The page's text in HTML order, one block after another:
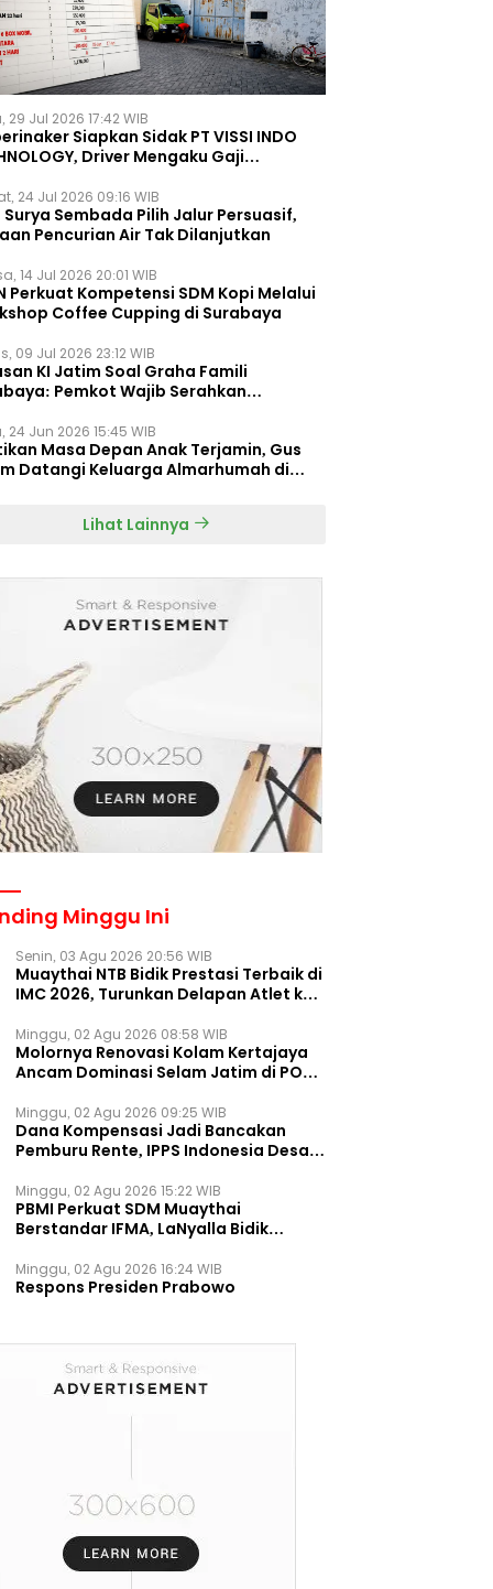
29 Jul 2026 17:42 WIB
Siapkan Sidak PT VISSI INDO
Driver Mengaku Gaji
24 Jul 2026 09:16 WIB
Surya Sembada Pilih Jalur Persuasif,
Pencurian Air Tak Dilanjutkan
14 Jul 2026 20:01 WIB
Perkuat Kompetensi SDM Kopi Melalui
Coffee Cupping di Surabaya
09 Jul 2026 23:12 WIB
KI Jatim Soal Graha Famili
Pemkot Wajib Serahkan
24 Jun 2026 15:45 WIB
Masa Depan Anak Terjamin, Gus
Datangi Keluarga Almarhumah di
Lihat Lainnya
Minggu Ini
Senin, 03 Agu 2026 20:56 WIB
Muaythai NTB Bidik Prestasi Terbaik di
IMC 2026, Turunkan Delapan Atlet ke
Minggu, 02 Agu 2026 08:58 WIB
Molornya Renovasi Kolam Kertajaya
Ancam Dominasi Selam Jatim di PON
Minggu, 02 Agu 2026 09:25 WIB
Dana Kompensasi Jadi Bancakan
Pemburu Rente, IPPS Indonesia Desak
Permanen
Minggu, 02 Agu 2026 15:22 WIB
PBMI Perkuat SDM Muaythai
Berstandar IFMA, LaNyalla Bidik
Minggu, 02 Agu 2026 16:24 WIB
Respons Presiden Prabowo